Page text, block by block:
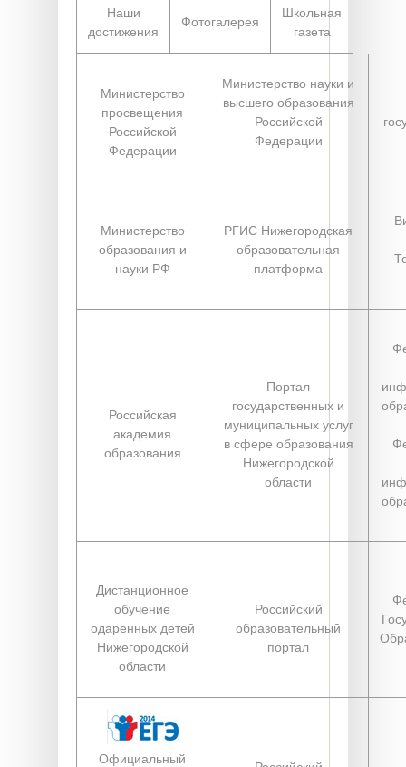
Наши
достижения
Фотогалерея
Школьная
газета
Министерство
просвещения
Российской
Федерации
Министерство науки и
высшего образования
Российской
Федерации
Министерство
образования и
науки РФ
РГИС Нижегородская
образовательная
платформа
Российская
академия
образования
Портал
государственных и
муниципальных услуг
в сфере образования
Нижегородской
области
Дистанционное
обучение
одаренных детей
Нижегородской
области
Российский
образовательный
портал
Официальный